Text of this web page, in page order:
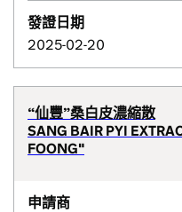
發證日期
2025-02-20
“仙豐”桑白皮濃縮散
SANG BAIR PYI
FOONG"
申請商